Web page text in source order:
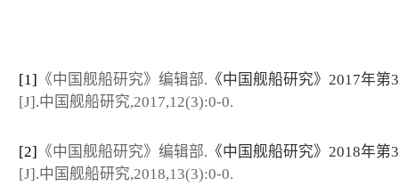
[1] 《中国舰船研究》编辑部. 《中国舰船研究》2017年第
[J].中国舰船研究,2017,12(3):0-0.
[2] 《中国舰船研究》编辑部. 《中国舰船研究》2018年第
[J].中国舰船研究,2018,13(3):0-0.